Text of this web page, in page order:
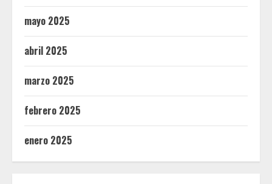
mayo 2025
abril 2025
marzo 2025
febrero 2025
enero 2025